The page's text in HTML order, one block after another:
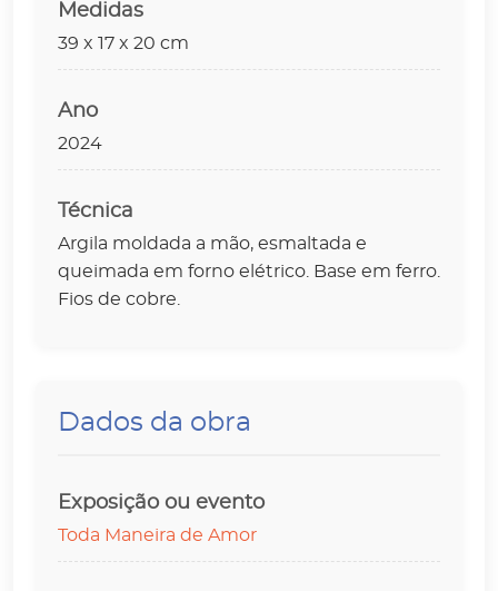
Medidas
39 x 17 x 20 cm
Ano
2024
Técnica
Argila moldada a mão, esmaltada e
queimada em forno elétrico. Base em ferro.
Fios de cobre.
Dados da obra
Exposição ou evento
Toda Maneira de Amor